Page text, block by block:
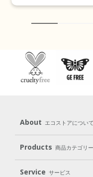
About エコストアについて
メッセージ ブラン
パッケージへの
Products 商品カテゴリー
Laundry
Service サービス